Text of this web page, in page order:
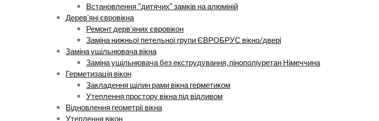
Встановлення “дитячих” замків на алюміній
Деревʼяні євровікна
Ремонт дервʼяних євровікон
Заміна нижньої петельної групи ЄВРОБРУС вікно/двері
Заміна ущільнювача вікна
Заміна ущільнювача без екструдування, пінополіуретан Німеччина
Герметизація вікон
Закладення щілин рами вікна герметиком
Утеплення простору вікна під відливом
Відновлення геометрії вікна
Утеплення вікон